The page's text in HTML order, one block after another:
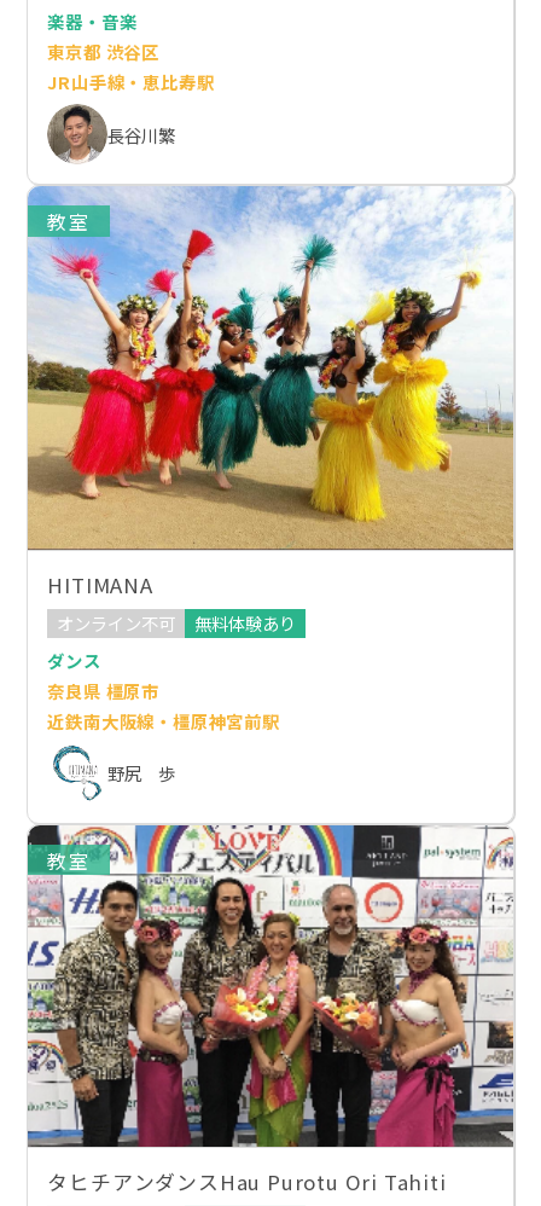
楽器・音楽
東京都 渋谷区
JR山手線・恵比寿駅
長谷川繁
教室
HITIMANA
オンライン不可
無料体験あり
ダンス
奈良県 橿原市
近鉄南大阪線・橿原神宮前駅
野尻 歩
教室
タヒチアンダンスHau Purotu Ori Tahiti